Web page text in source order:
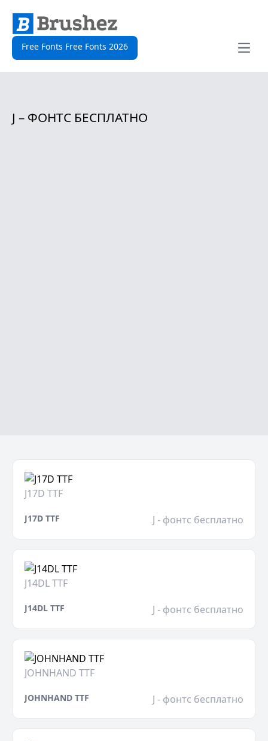
Free Fonts Free Fonts 2026
Open
J – ФОНТС БЕСПЛАТНО
J17D TTF
J17D TTF J - фонтс бесплатно
J14DL TTF
J14DL TTF J - фонтс бесплатно
JOHNHAND TTF
JOHNHAND TTF J - фонтс бесплатно